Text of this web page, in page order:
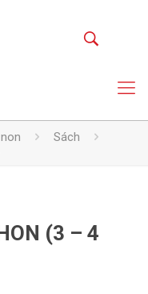
Sách
(3 – 4